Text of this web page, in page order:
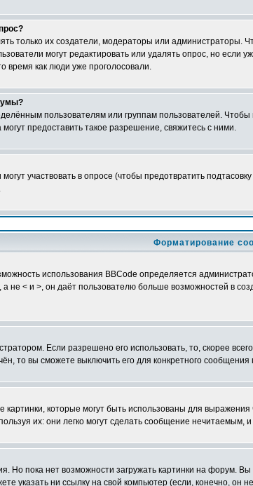
только их создатели, модераторы или администраторы.
могут редактировать или удалять опрос, но
время как люди уже проголосовали.
пользователям или группам пользователей.
предоставить такое разрешение, свяжитесь с ними.
участвовать в опросе (чтобы предотвратить
Форматирование
использования BBCode определяется
а не < и >, он даёт пользователю больше возможностей в
Если разрешено его использовать, то, скорее
то вы сможете выключить его для конкретного
которые могут быть использованы для
их: они легко могут сделать сообщение
Но пока нет возможности загружать картинки на форум.
указать ни ссылку на свой компьютер (если, конечно,